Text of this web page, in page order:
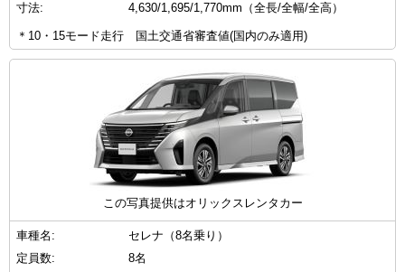
寸法:
4,630/1,695/1,770mm（全長/全幅/全高）
＊10・15モード走行 国土交通省審査値(国内のみ適用)
この写真提供はオリックスレンタカー
車種名:
セレナ（8名乗り）
定員数:
8名